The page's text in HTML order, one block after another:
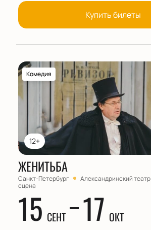
Купить билеты
12+
Комедия
ЖЕНИТЬБА
Санкт-Петербург Александринский театр
сцена
15 СЕНТ 17 ОКТ